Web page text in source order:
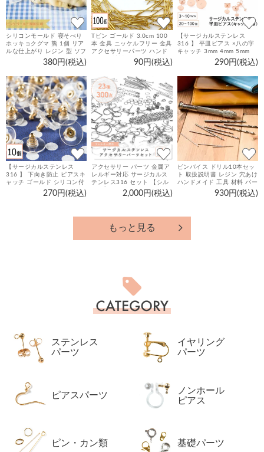
シリコンモールド 寝そべり
ホッキョクグマ 熊 1個 リア
ルな仕上がり レジン 型 ソフ
トモールド パーツ380円(税込)
Tピン ゴールド 3.0cm 100
本 金具 ニッケルフリー 金具
アクセサリーパーツ ハンド
メイド 材料 パーツ90円(税込)
【サージカルステンレス
316 】 平皿ピアス ×八の字
キャッチ 3mm 4mm 5mm
6mm 8mm 10mm ゴールド
シルバー ピンクゴールド 20
290円(税込)
【サージカルステンレス
316 】 下向き防止 ピアスキ
ャッチ ゴールド シリコン付
き 10個 ハンドメイド ピア
ス パーツ 金属アレルギー対
270円(税込)
アクセサリー パーツ 金属ア
レルギー対応 サージカルス
テンレス316 セット 【シル
バー】 アクセサリーパーツ
キット 23種300個 ハンドメ
2,000円(税込)
ピンバイス ドリル10本セッ
ト 取扱説明書 レジン 穴あけ
ハンドメイド 工具 材料 パー
930円(税込)
もっと見る
カ
テ
一
ステンレス
パーツ
イヤリング
パーツ
ピアスパーツ
ノンホール
ピアス
ピン・カン類 基礎パーツ